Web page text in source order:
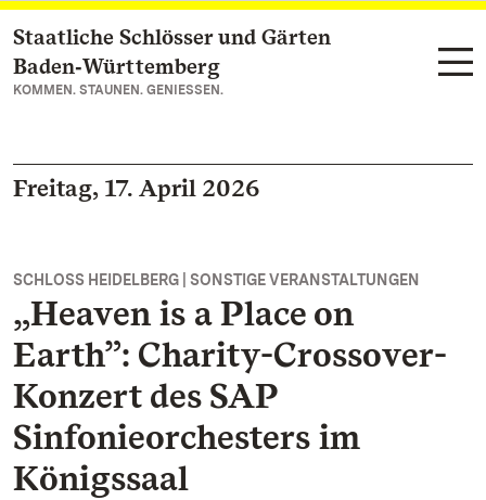
Zum Hauptinhalt springen
Staatliche Schlösser und Gärten
Baden‑Württemberg
KOMMEN. STAUNEN. GENIESSEN.
Freitag, 17. April 2026
SCHLOSS HEIDELBERG | SONSTIGE VERANSTALTUNGEN
„Heaven is a Place on
Earth”: Charity-Crossover-
Konzert des SAP
Sinfonieorchesters im
Königssaal